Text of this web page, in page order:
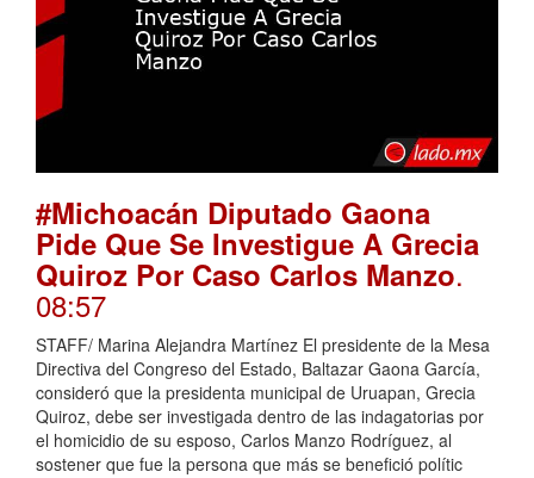
#Michoacán Diputado Gaona
Pide Que Se Investigue A Grecia
Quiroz Por Caso Carlos Manzo.
08:57
STAFF/ Marina Alejandra Martínez El presidente de la Mesa
Directiva del Congreso del Estado, Baltazar Gaona García,
consideró que la presidenta municipal de Uruapan, Grecia
Quiroz, debe ser investigada dentro de las indagatorias por
el homicidio de su esposo, Carlos Manzo Rodríguez, al
sostener que fue la persona que más se benefició polític